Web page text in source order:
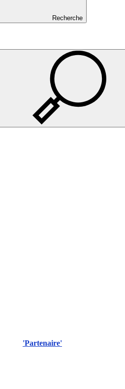
Recherche
'Partenaire'